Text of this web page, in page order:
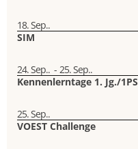
18. Sep..
SIM
24. Sep.. - 25. Sep..
Kennenlerntage 1. Jg./1PS
25. Sep..
VOEST Challenge